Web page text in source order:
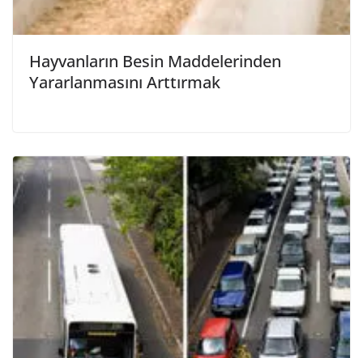
Hayvanların Besin Maddelerinden
Yararlanmasını Arttırmak